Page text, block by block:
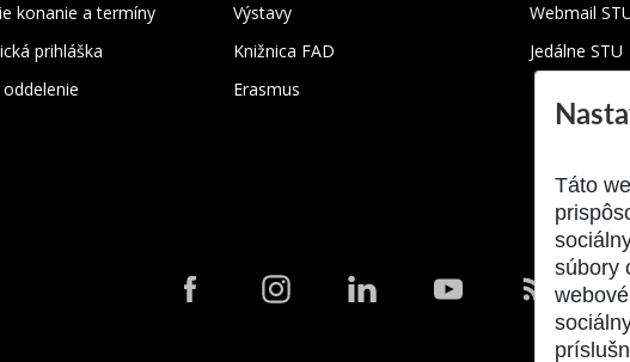
konanie a termíny
prihláška
Výstavy
Knižnica FAD
Erasmus
Webmail
Jedálne STU
Táto
súbory